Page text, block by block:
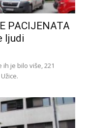
PACIJENATA
ljudi
je bilo više, 221